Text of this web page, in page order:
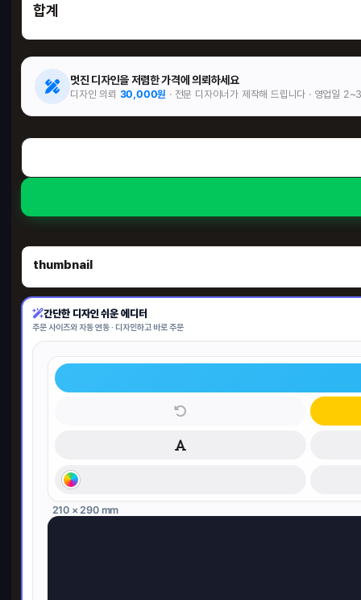
thumbnail
간단한 디자인 쉬운 에디터
주문 사이즈와 자동 연동 · 디자인하고 바로 주문
210 × 290 mm
합계
멋진 디자인을 저렴한 가격에 의뢰하세요
디자인 의뢰 30,000원 · 전문 디자이너가 제작해 드립니다 · 영업일